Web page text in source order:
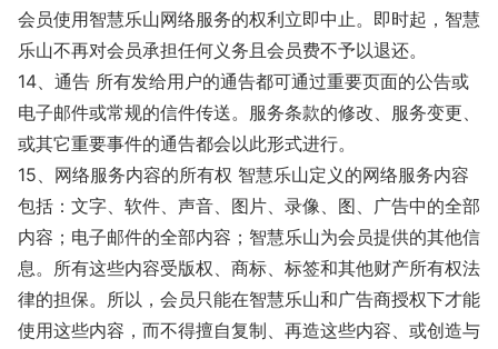
会员使用智慧乐山网络服务的权利立即中止。即时起，智慧
乐山不再对会员承担任何义务且会员费不予以退还。
14、通告 所有发给用户的通告都可通过重要页面的公告或
电子邮件或常规的信件传送。服务条款的修改、服务变更、
或其它重要事件的通告都会以此形式进行。
15、网络服务内容的所有权 智慧乐山定义的网络服务内容
包括：文字、软件、声音、图片、录像、图、广告中的全部
内容；电子邮件的全部内容；智慧乐山为会员提供的其他信
息。所有这些内容受版权、商标、标签和其他财产所有权法
律的担保。所以，会员只能在智慧乐山和广告商授权下才能
使用这些内容，而不得擅自复制、再造这些内容、或创造与